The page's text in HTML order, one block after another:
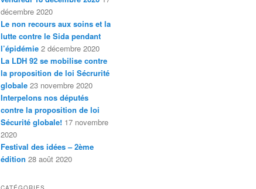
décembre 2020
Le non recours aux soins et la
lutte contre le Sida pendant
l’épidémie 2 décembre 2020
La LDH 92 se mobilise contre
la proposition de loi Sécrurité
globale 23 novembre 2020
Interpelons nos députés
contre la proposition de loi
Sécurité globale! 17 novembre
2020
Festival des idées – 2ème
édition 28 août 2020